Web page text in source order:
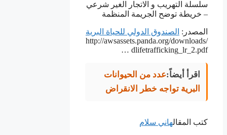
سلسلة التهريب و الاتجار الغير شرعي
– خريطة توضح الجريمة المنظمة
المصدر: الصندوق الدولي للحياة البرية
http://awsassets.panda.org/downloads/
… dlifetrafficking_lr_2.pdf
اقرأ أيضاً:عدد من الحيوانات
البرية تواجه خطر الانقراض
كتب المقالهاني سلام